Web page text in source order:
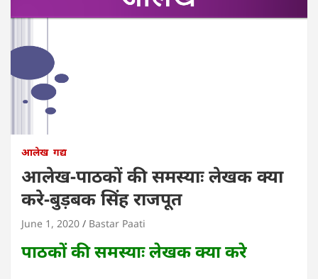
आलेख गद्य
आलेख-पाठकों की समस्याः लेखक क्या
करे-बुड़बक सिंह राजपूत
June 1, 2020 Bastar Paati
पाठकों की समस्याः लेखक क्या करे